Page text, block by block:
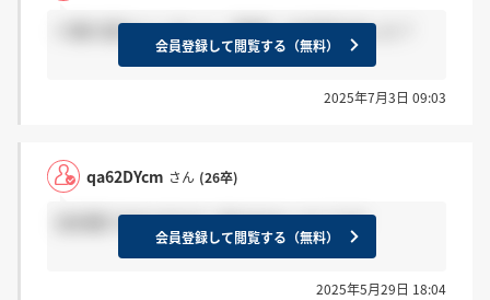
川重の夏のインターン（面接）の合否きました？
会員登録して閲覧する（無料）
2025年7月3日 09:03
qa62DYcm さん (26卒)
技術職であれば大きく差は出ないそうです
会員登録して閲覧する（無料）
2025年5月29日 18:04